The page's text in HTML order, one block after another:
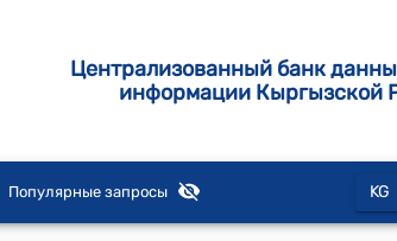
Централизованный банк
информации Кыргызской
Популярные запросы KG